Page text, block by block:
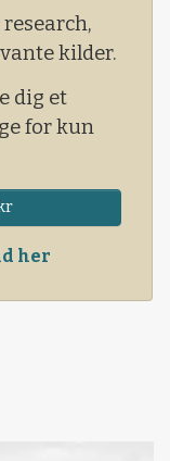
kilder.
dig et
for kun
her